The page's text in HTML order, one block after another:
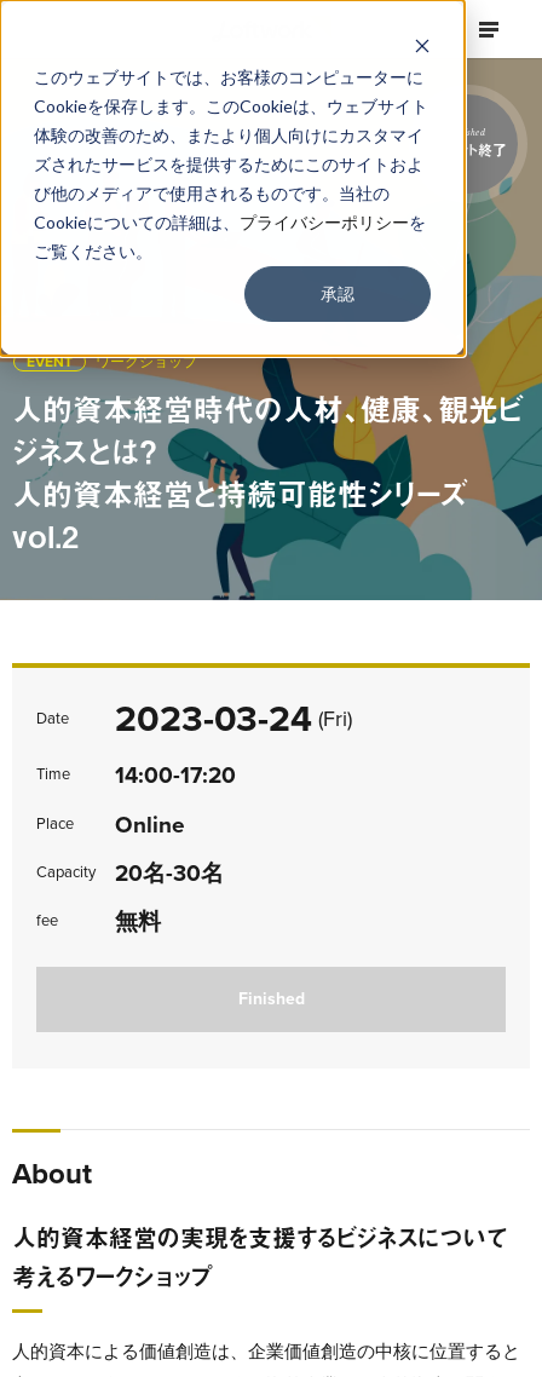
このウェブサイトでは、お客様のコンピューターに
Cookieを保存します。このCookieは、ウェブサイト
体験の改善のため、またより個人向けにカスタマイ
ズされたサービスを提供するためにこのサイトおよ
び他のメディアで使用されるものです。当社の
Cookieについての詳細は、 プライバシーポリシーを
ご覧ください。
承認
EVENT ワークショップ
人的資本経営時代の人材、健康、観光ビ
ジネスとは？
人的資本経営と持続可能性シリーズ
vol.2
Finished
イベント終了
Date 2023-03-24 (Fri)
Time 14:00-17:20
Place Online
Capacity 20名-30名
fee 無料
Finished
About
人的資本経営の実現を支援するビジネスについて
考えるワークショップ
人的資本による価値創造は、企業価値創造の中核に位置すると